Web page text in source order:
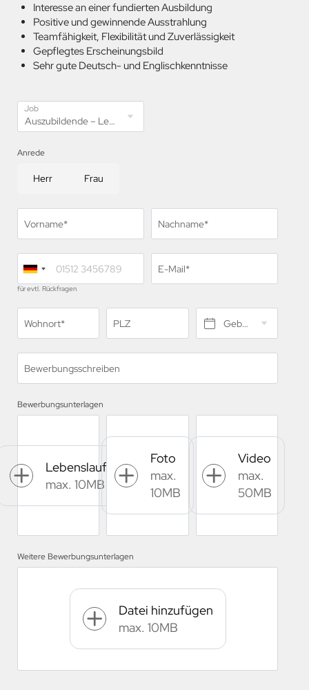
Interesse an einer fundierten Ausbildung
Positive und gewinnende Ausstrahlung
Teamfähigkeit, Flexibilität und Zuverlässigkeit
Gepflegtes Erscheinungsbild
Sehr gute Deutsch- und Englischkenntnisse
Job
Anrede
Herr Frau
Vorname* Nachname*
für evtl. Rückfragen
E-Mail*
Wohnort* PLZ Geburtsdatum*
Bewerbungsschreiben
Bewerbungsunterlagen
Lebenslauf
max. 10MB
Foto
max.
10MB
Video
max.
50MB
Weitere Bewerbungsunterlagen
Datei hinzufügen
max. 10MB